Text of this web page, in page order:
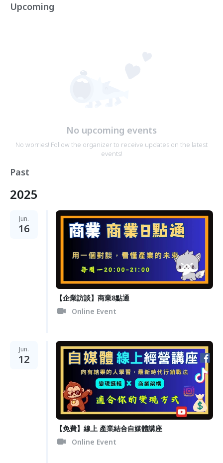
Upcoming
No upcoming events
No worries! Follow the organizer to receive updates on the latest
events!
Past
2025
Jun.
16
【企業訪談】商業8點通
Online Event
Jun.
12
【免費】線上 產業結合自媒體講座
Online Event